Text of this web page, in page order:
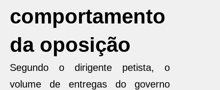
comportamento
da oposição
Segundo o dirigente petista, o
volume de entregas do governo